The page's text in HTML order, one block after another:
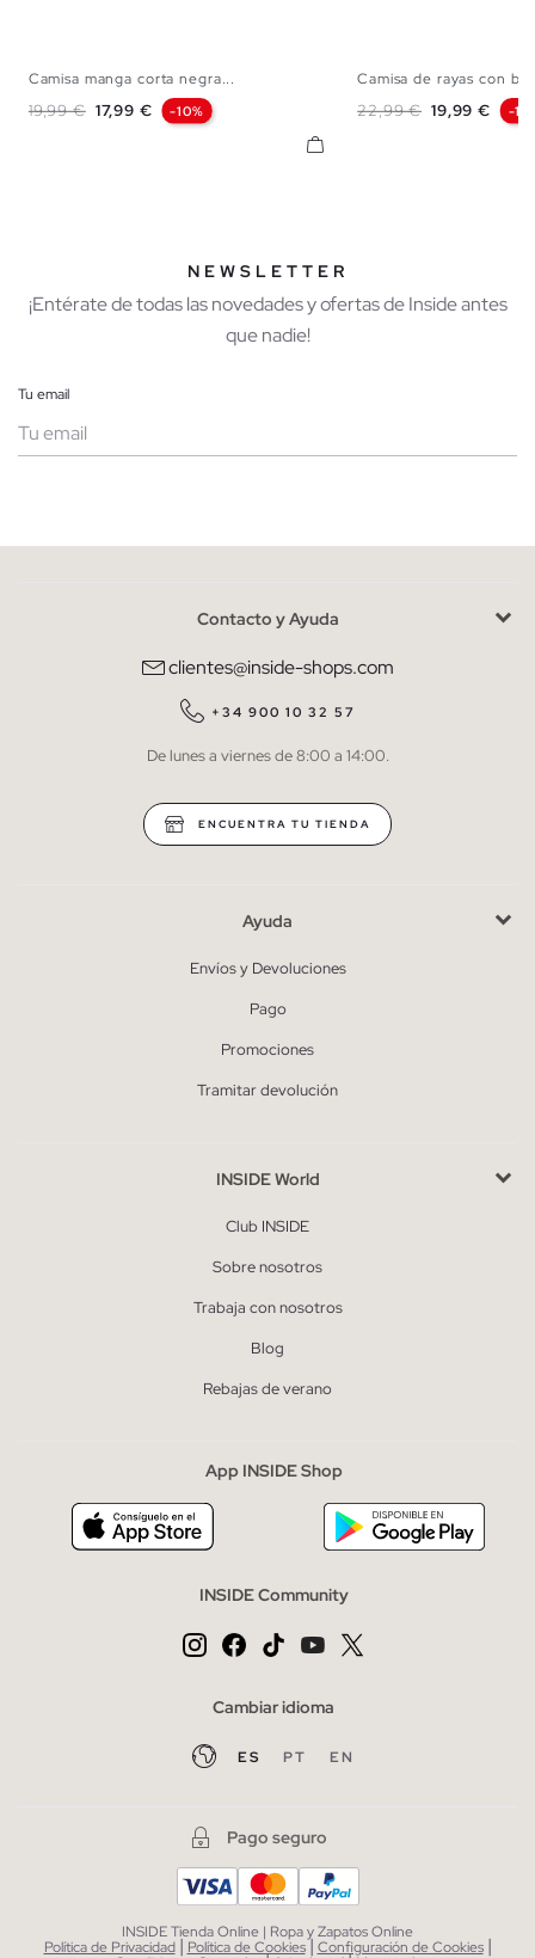
S
Camisa manga corta negra...
Precio base
19,99 € Precio
17,99 € -10%
S
Camisa de rayas con
Precio base
22,99 € Precio
19,99 € -
NEWSLETTER
¡Entérate de todas las novedades y ofertas de Inside antes
que nadie!
Tu email
He leído y entiendo lapolítica de privacidad
QUIERO SUSCRIBIRME
* Puedes cancelar la suscripción en cualquier momento.
Contacto y Ayuda
clientes@inside-shops.com
+34 900 10 32 57
De lunes a viernes de 8:00 a 14:00.
ENCUENTRA TU TIENDA
Ayuda
Envíos y Devoluciones
Pago
Promociones
Tramitar devolución
INSIDE World
Club INSIDE
Sobre nosotros
Trabaja con nosotros
Blog
Rebajas de verano
App INSIDE Shop
INSIDE Community
Cambiar idioma
ES PT EN
Pago seguro
INSIDE Tienda Online | Ropa y Zapatos Online
Política de Privacidad | Política de Cookies| Configuración de Cookies |